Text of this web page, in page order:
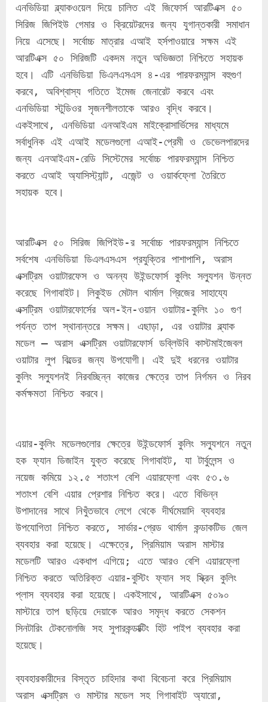
এনভিডিয়া ব্ল্যাকওয়েল দিয়ে চালিত এই জিফোর্স আরটিএক্স ৫০
সিরিজ জিপিইউ গেমার ও ক্রিয়েটরদের জন্য যুগান্তকারী সমাধান
নিয়ে এসেছে। সর্বোচ্চ মাত্রার এআই হর্সপাওয়ারে সক্ষম এই
আরটিএক্স ৫০ সিরিজটি একদম নতুন অভিজ্ঞতা নিশ্চিতে সহায়ক
হবে। এটি এনভিডিয়া ডিএলএসএস ৪-এর পারফরম্যান্স বহুগুণ
করবে, অবিশ্বাস্য গতিতে ইমেজ জেনারেট করবে এবং
এনভিডিয়া স্টুডিওর সৃজনশীলতাকে আরও বৃদ্ধি করবে।
একইসাথে, এনভিডিয়া এনআইএম মাইক্রোসার্ভিসের মাধ্যমে
সর্বাধুনিক এই এআই মডেলগুলো এআই-প্রেমী ও ডেভেলপারদের
জন্য এনআইএম-রেডি সিস্টেমের সর্বোচ্চ পারফরম্যান্স নিশ্চিত
করতে এআই অ্যাসিস্ট্যান্ট, এজেন্ট ও ওয়ার্কফ্লো তৈরিতে
সহায়ক হবে।
আরটিএক্স ৫০ সিরিজ জিপিইউ-র সর্বোচ্চ পারফরম্যান্স নিশ্চিতে
সর্বশেষ এনভিডিয়া ডিএলএসএস প্রযুক্তির পাশাপাশি, অরাস
এক্সট্রিম ওয়াটারফেস ও অনন্য উইন্ডফোর্স কুলিং সল্যুশন উন্নত
করেছে গিগাবাইট। লিকুইড মেটাল থার্মাল গ্রিজের সাহায্যে
এক্সট্রিম ওয়াটারফোর্সের অল-ইন-ওয়ান ওয়াটার-কুলিং ১০ গুণ
পর্যন্ত তাপ স্থানান্তরে সক্ষম। এছাড়া, এর ওয়াটার ব্ল্যাক
মডেল – অরাস এক্সট্রিম ওয়াটারফোর্স ডব্লিউবি কাস্টমাইজেবল
ওয়াটার লুপ বিল্ডের জন্য উপযোগী। এই দুই ধরনের ওয়াটার
কুলিং সল্যুশনই নিরবচ্ছিন্ন কাজের ক্ষেত্রে তাপ নির্গমন ও নিরব
কর্মক্ষমতা নিশ্চিত করবে।
এয়ার-কুলিং মডেলগুলোর ক্ষেত্রে উইন্ডফোর্স কুলিং সল্যুশনে নতুন
হক ফ্যান ডিজাইন যুক্ত করেছে গিগাবাইট, যা টার্বুলেন্স ও
নয়েজ কমিয়ে ১২.৫ শতাংশ বেশি এয়ারফ্লো এবং ৫৩.৬
শতাংশ বেশি এয়ার প্রেশার নিশ্চিত করে। এতে বিভিন্ন
উপাদানের সাথে নিখুঁতভাবে লেগে থেকে দীর্ঘমেয়াদি ব্যবহার
উপযোগিতা নিশ্চিত করতে, সার্ভার-গ্রেড থার্মাল কন্ডাকটিভ জেল
ব্যবহার করা হয়েছে। এক্ষেত্রে, প্রিমিয়াম অরাস মাস্টার
মডেলটি আরও একধাপ এগিয়ে; এতে আরও বেশি এয়ারফ্লো
নিশ্চিত করতে অতিরিক্ত এয়ার-বুস্টিং ফ্যান সহ স্ক্রিন কুলিং
প্লাস ব্যবহার করা হয়েছে। একইসাথে, আরটিএক্স ৫০৯০
মাস্টারে তাপ ছড়িয়ে দেয়াকে আরও সমৃদ্ধ করতে সেকশন
সিনটারিং টেকনোলজি সহ সুপারকন্ডাক্টিং হিট পাইপ ব্যবহার করা
হয়েছে।
ব্যবহারকারীদের বিস্তৃত চাহিদার কথা বিবেচনা করে প্রিমিয়াম
অরাস এক্সট্রিম ও মাস্টার মডেল সহ গিগাবাইট অ্যারো,